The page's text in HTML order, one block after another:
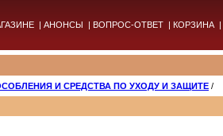
| АНОНСЫ | ВОПРОС-ОТВЕТ | КОРЗИНА |
И СРЕДСТВА ПО УХОДУ И ЗАЩИТЕ /